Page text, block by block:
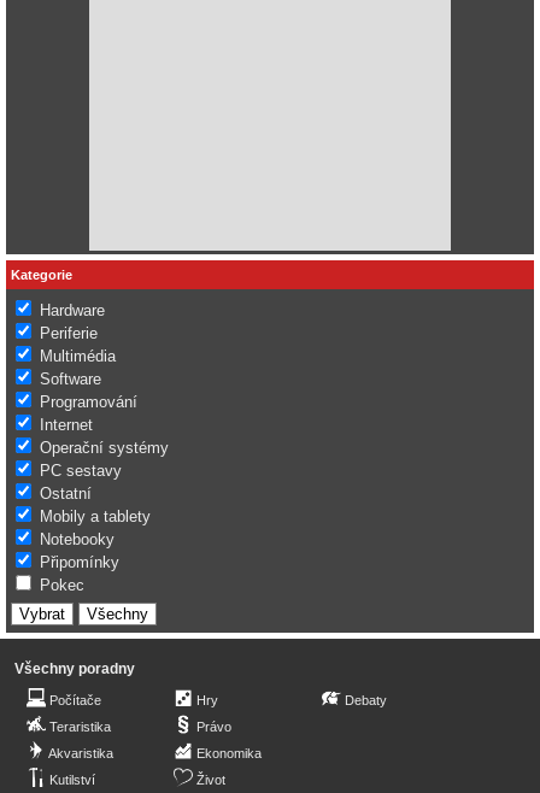
Kategorie
Hardware
Periferie
Multimédia
Software
Programování
Internet
Operační systémy
PC sestavy
Ostatní
Mobily a tablety
Notebooky
Připomínky
Pokec
Všechny poradny
Počítače
Teraristika
Akvaristika
Kutilství
Hry
Právo
Ekonomika
Život
Debaty